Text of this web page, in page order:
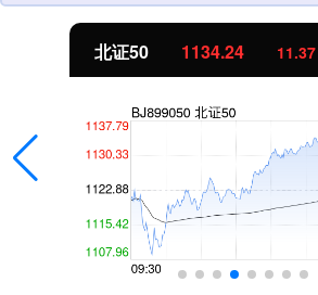
北证50 1134.24 11.37